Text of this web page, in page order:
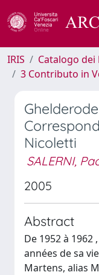
IRIS
Catalogo
3 Contributo in
Nicoletti
SALERNI,
2005
Abstract
De 1952 à
années de sa
Martens, alias